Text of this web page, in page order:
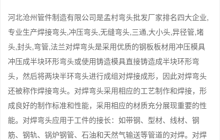
河北沧州管件制造有限公司是孟村弯头批发厂家排名四大企业,
专业生产焊接弯头,冲压弯头,无缝弯头,三通,大小头,异径管,堵
头,封头,弯管,法兰对焊弯头是采用优质的钢板板材用冲压模具
冲压成半块环形弯头或使用铸造模具直接铸造成半块环形弯
头，然后将两块半环弯头进行成组对焊接成形，因此对焊弯头
还被称作焊接弯头。对焊弯头采用相应的工艺制作和焊接，形
成良好的制作标准和性能，采用相应的材质充分展现重要的性
能。对焊弯头应用于工件的接长：如带钢、型材、线材、钢
筋、钢轨、锅炉钢管、石油和天然气输送等管道的对焊。对焊